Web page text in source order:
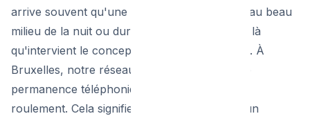
arrive souvent qu'une canalisation se rompe au beau
milieu de la nuit ou durant un jour férié. C'est là
qu'intervient le concept de plombier de garde. À
Bruxelles, notre réseau d'artisans assure une
permanence téléphonique et des équipes de
roulement. Cela signifie qu'à 3h du matin ou un